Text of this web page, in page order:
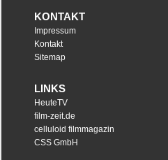
KONTAKT
Impressum
Kontakt
Sitemap
LINKS
HeuteTV
film-zeit.de
celluloid filmmagazin
CSS GmbH